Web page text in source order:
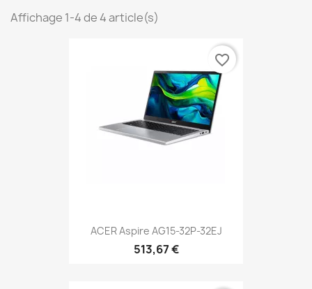
Affichage 1-4 de 4 article(s)
ACER Aspire AG15-32P-32EJ
513,67 €
favorite_border